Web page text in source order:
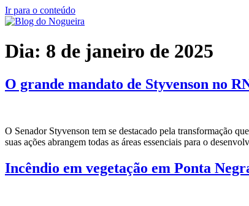
Ir para o conteúdo
Dia: 8 de janeiro de 2025
O grande mandato de Styvenson no
O Senador Styvenson tem se destacado pela transformação
suas ações abrangem todas as áreas essenciais para o
Incêndio em vegetação em Ponta